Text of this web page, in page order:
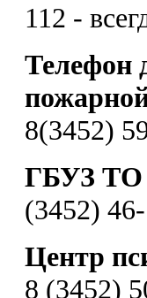
112 -
Телефон
8(3452)
ГБУЗ ТО
(3452)
Центр
8 (3452)